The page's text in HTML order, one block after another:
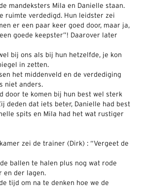
mandeksters Mila en Danielle staan.
ruimte verdedigd. Hun leidster zei
er een paar keer goed door, maar ja,
goede keepster”! Daarover later
bij ons als bij hun hetzelfde, je kon
in zetten.
het middenveld en de verdediging
niet anders.
door te komen bij hun best wel sterk
deden dat iets beter, Danielle had best
spits en Mila had het wat rustiger
zei de trainer (Dirk) : “Vergeet de
ballen te halen plus nog wat rode
en der lagen.
tijd om na te denken hoe we de